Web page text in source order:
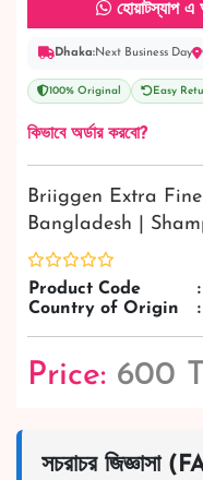
হোয়াটস্যাপ
Dhaka:Next Business Day
100% Original Easy
কিভাবে অর্ডার করবো?
Briiggen Extra
Bangladesh |
Product Code :
Country of Origin
:
Price: 600
সচরাচর জিজ্ঞাসা